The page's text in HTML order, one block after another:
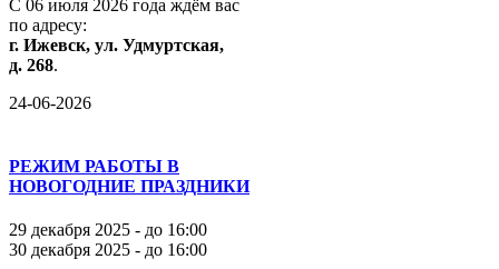
С 06 июля 2026 года ждём вас
по адресу:
г. Ижевск, ул. Удмуртская,
д. 268.
24-06-2026
РЕЖИМ РАБОТЫ В
НОВОГОДНИЕ ПРАЗДНИКИ
29 декабря 2025 - до 16:00
30 декабря 2025 - до 16:00